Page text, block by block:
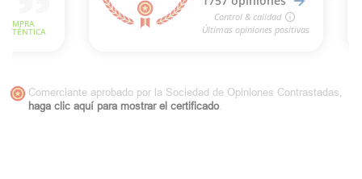
Comerciante aprobado por la Sociedad de Opiniones Contrastadas,
haga clic aquí para mostrar el certificado.